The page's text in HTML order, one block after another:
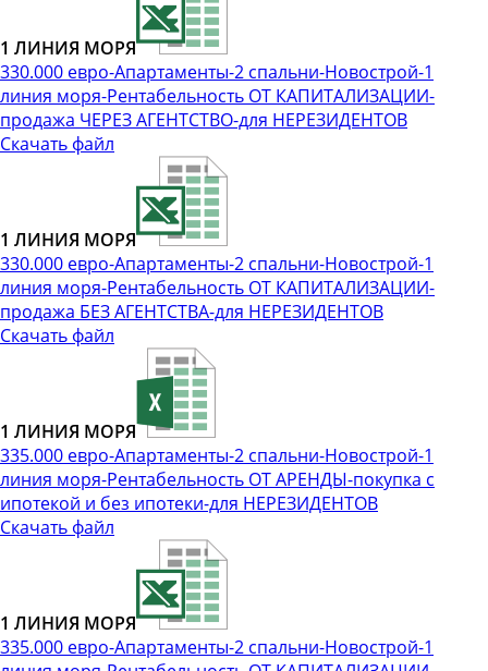
1 ЛИНИЯ МОРЯ
330.000 евро-Апартаменты-2 спальни-Новострой-1
линия моря-Рентабельность ОТ КАПИТАЛИЗАЦИИ-
продажа ЧЕРЕЗ АГЕНТСТВО-для НЕРЕЗИДЕНТОВ
Скачать файл
1 ЛИНИЯ МОРЯ
330.000 евро-Апартаменты-2 спальни-Новострой-1
линия моря-Рентабельность ОТ КАПИТАЛИЗАЦИИ-
продажа БЕЗ АГЕНТСТВА-для НЕРЕЗИДЕНТОВ
Скачать файл
1 ЛИНИЯ МОРЯ
335.000 евро-Апартаменты-2 спальни-Новострой-1
линия моря-Рентабельность ОТ АРЕНДЫ-покупка с
ипотекой и без ипотеки-для НЕРЕЗИДЕНТОВ
Скачать файл
1 ЛИНИЯ МОРЯ
335.000 евро-Апартаменты-2 спальни-Новострой-1